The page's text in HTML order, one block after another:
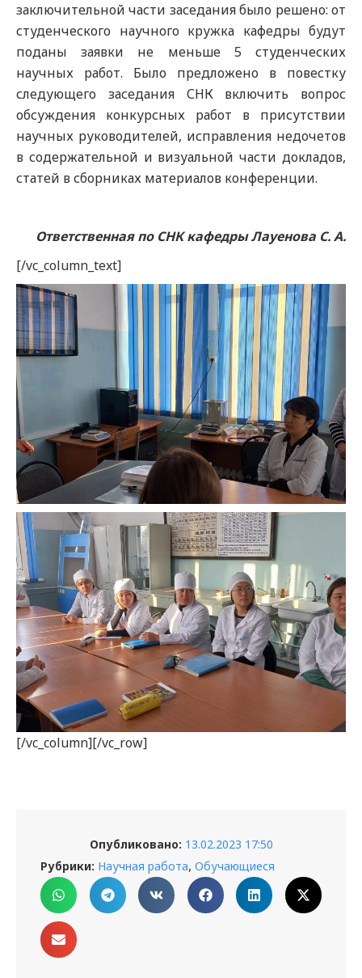
заключительной части заседания было решено: от
студенческого научного кружка кафедры будут
поданы заявки не меньше 5 студенческих
научных работ. Было предложено в повестку
следующего заседания СНК включить вопрос
обсуждения конкурсных работ в присутствии
научных руководителей, исправления недочетов
в содержательной и визуальной части докладов,
статей в сборниках материалов конференции.
Ответственная по СНК кафедры Лауенова С. А.
[/vc_column_text]
[/vc_column][/vc_row]
Опубликовано: 13.02.2023 17:50
Рубрики: Научная работа, Обучающиеся